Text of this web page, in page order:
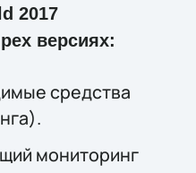
2017
версиях:
средства
мониторинг